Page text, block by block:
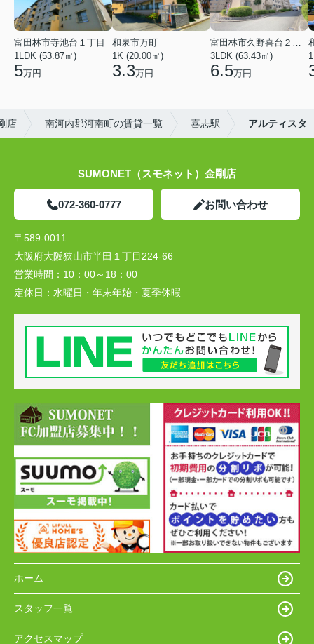
富田林市寺池台１丁目
1LDK (53.87㎡)
5万円
和泉市万町
1K (20.00㎡)
3.3万円
富田林市久野喜台２丁目
3LDK (63.43㎡)
6.5万円
店 南河内郡河南町の賃貸一覧 喜志駅 アルティスタ
SUMONET（スモネット）金剛店
072-360-0777 お問い合わせ
〒589-0011
大阪府大阪狭山市半田１丁目224-66
営業時間： 10：00～18：00
定休日： 水曜日・年末年始・夏季休暇
ホーム
スタッフ一覧
アクセスマップ